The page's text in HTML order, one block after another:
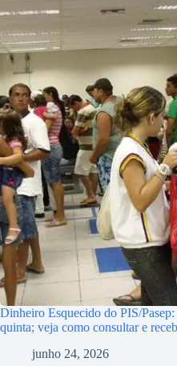
Dinheiro Esquecido do PIS/
quinta; veja como consultar e
junho 24, 2026